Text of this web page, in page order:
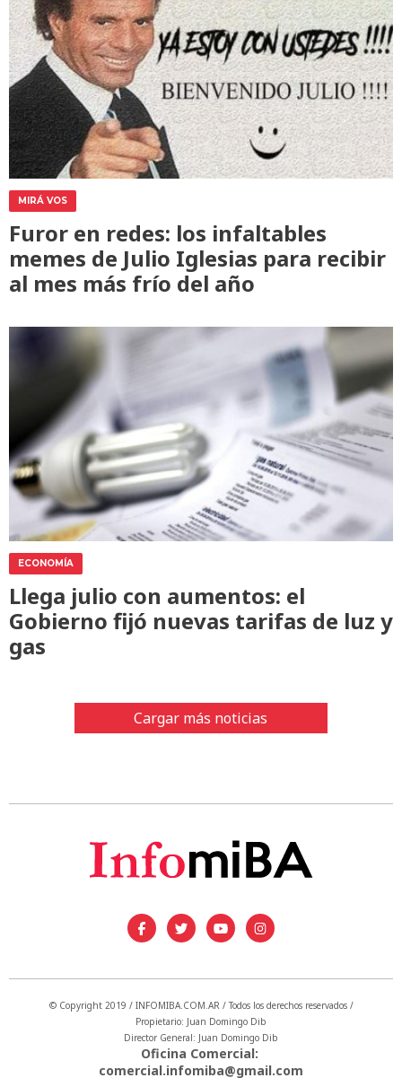
MIRÁ VOS
Furor en redes: los infaltables
memes de Julio Iglesias para recibir
al mes más frío del año
ECONOMÍA
Llega julio con aumentos: el
Gobierno fijó nuevas tarifas de luz y
gas
Cargar más noticias
© Copyright 2019 / INFOMIBA.COM.AR / Todos los derechos reservados /
Propietario: Juan Domingo Dib
Director General: Juan Domingo Dib
Oficina Comercial:
comercial.infomiba@gmail.com